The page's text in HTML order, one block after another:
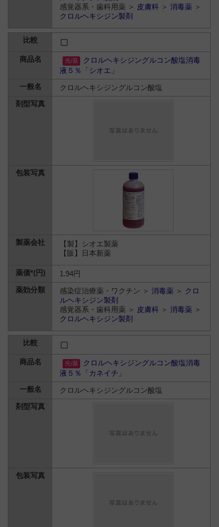
感覚器系・歯科用薬 ＞ 皮膚科 ＞消毒薬 ＞
クロルヘキシジン製剤
クロルヘキシジングルコン酸塩消毒
液５％「シオエ」
クロルヘキシジングルコン酸塩
【製】シオエ製薬
【販】日本新薬
1.94円
感染症治療薬・ワクチン ＞消毒薬 ＞ クロ
ルヘキシジン製剤
感覚器系・歯科用薬 ＞ 皮膚科 ＞消毒薬 ＞
クロルヘキシジン製剤
クロルヘキシジングルコン酸塩消毒
液５％「カネイチ」
クロルヘキシジングルコン酸塩